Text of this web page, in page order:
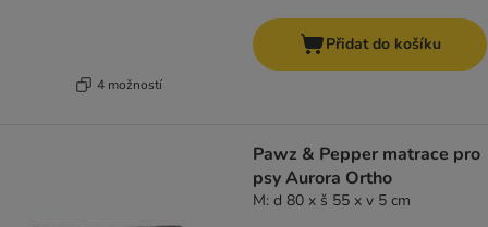
4 možností
Přidat do košíku
Pawz & Pepper matrace pro
psy Aurora Ortho
M: d 80 x š 55 x v 5 cm